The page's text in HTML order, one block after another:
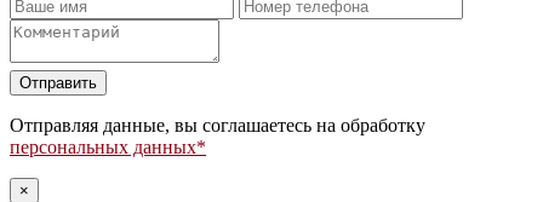
Оставьте
это
поле
пустым.
Отправляя данные, вы соглашаетесь на обработку
персональных данных*
×